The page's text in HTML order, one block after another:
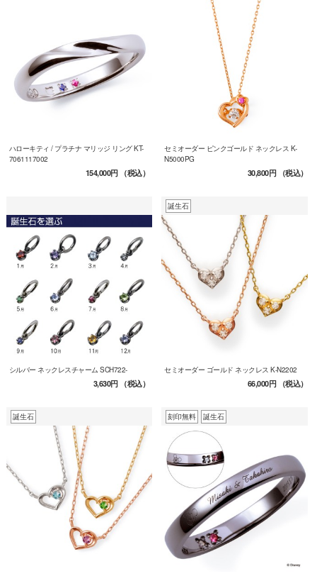
ハローキティ / プラチナ マリッジ リング KT-
7061117002
154,000円（税込）
セミオーダー ピンクゴールド ネックレス K-
N5000PG
30,800円（税込）
シルバー ネックレスチャーム SCH722-
3,630円（税込）
誕生石
セミオーダー ゴールド ネックレス K-N2202
66,000円（税込）
誕生石 刻印無料 誕生石